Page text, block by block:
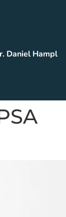
Daniel Hampl